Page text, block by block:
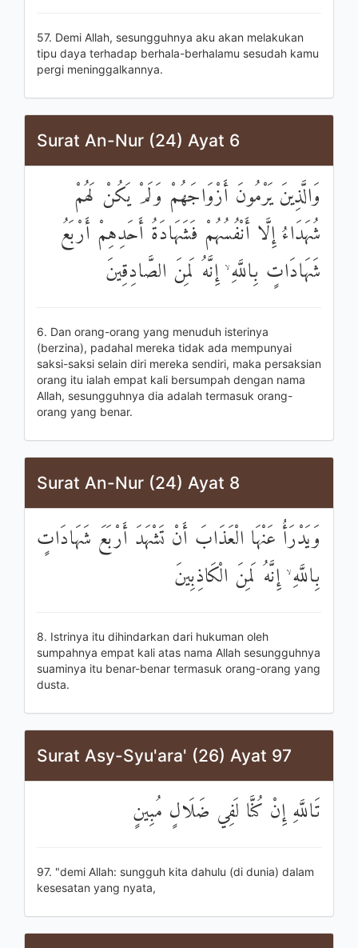
57. Demi Allah, sesungguhnya aku akan melakukan
tipu daya terhadap berhala-berhalamu sesudah kamu
pergi meninggalkannya.
Surat An-Nur (24) Ayat 6
وَالَّذِينَ يَرْمُونَ أَزْوَاجَهُمْ وَلَمْ يَكُنْ لَهُمْ
شُهَدَاءُ إِلَّا أَنْفُسُهُمْ فَشَهَادَةُ أَحَدِهِمْ أَرْبَعُ
شَهَادَاتٍ بِاللَّهِ ۙ إِنَّهُ لَمِنَ الصَّادِقِينَ
6. Dan orang-orang yang menuduh isterinya
(berzina), padahal mereka tidak ada mempunyai
saksi-saksi selain diri mereka sendiri, maka persaksian
orang itu ialah empat kali bersumpah dengan nama
Allah, sesungguhnya dia adalah termasuk orang-
orang yang benar.
Surat An-Nur (24) Ayat 8
وَيَدْرَأُ عَنْهَا الْعَذَابَ أَنْ تَشْهَدَ أَرْبَعَ شَهَادَاتٍ
بِاللَّهِ ۙ إِنَّهُ لَمِنَ الْكَاذِبِينَ
8. Istrinya itu dihindarkan dari hukuman oleh
sumpahnya empat kali atas nama Allah sesungguhnya
suaminya itu benar-benar termasuk orang-orang yang
dusta.
Surat Asy-Syu'ara' (26) Ayat 97
تَاللَّهِ إِنْ كُنَّا لَفِي ضَلَالٍ مُبِينٍ
97. "demi Allah: sungguh kita dahulu (di dunia) dalam
kesesatan yang nyata,